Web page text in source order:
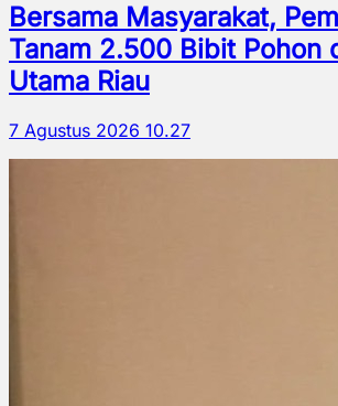
Bersama Masyarakat,
Tanam 2.500 Bibit Pohon
Utama Riau
7 Agustus 2026 10.27